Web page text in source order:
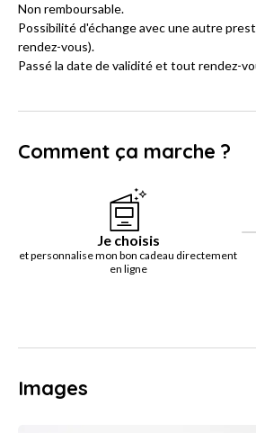
Non remboursable.
Possibilité d'échange avec une autre
rendez-vous).
Passé la date de validité et tout rendez-
Comment ça marche ?
Je choisis
et personnalise mon bon cadeau directement
en ligne
Images